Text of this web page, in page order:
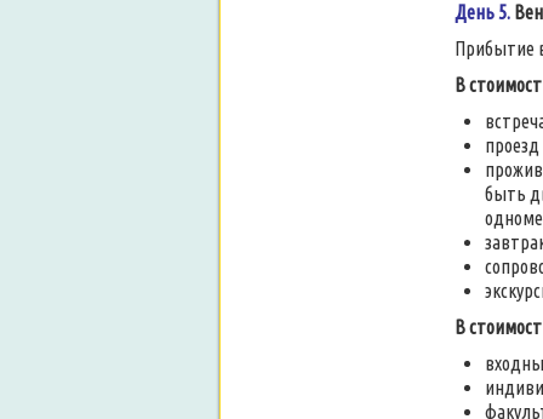
День 5.
Прибытие
В
быть
В